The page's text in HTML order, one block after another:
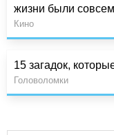
жизни были
Кино
15 загадок,
Головоломки